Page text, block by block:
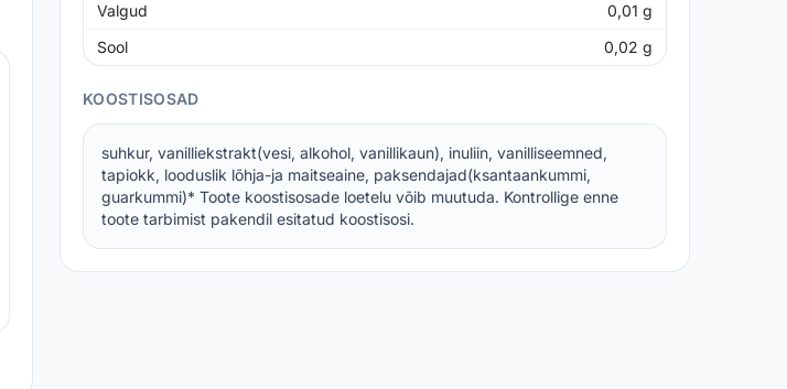
Valgud
0,01 g
Sool
0,02 g
KOOSTISOSAD
suhkur, vanilliekstrakt(vesi, alkohol, vanillikaun), inuliin, vanilliseemned,
tapiokk, looduslik lõhja-ja maitseaine, paksendajad(ksantaankummi,
guarkummi)* Toote koostisosade loetelu võib muutuda. Kontrollige enne
toote tarbimist pakendil esitatud koostisosi.